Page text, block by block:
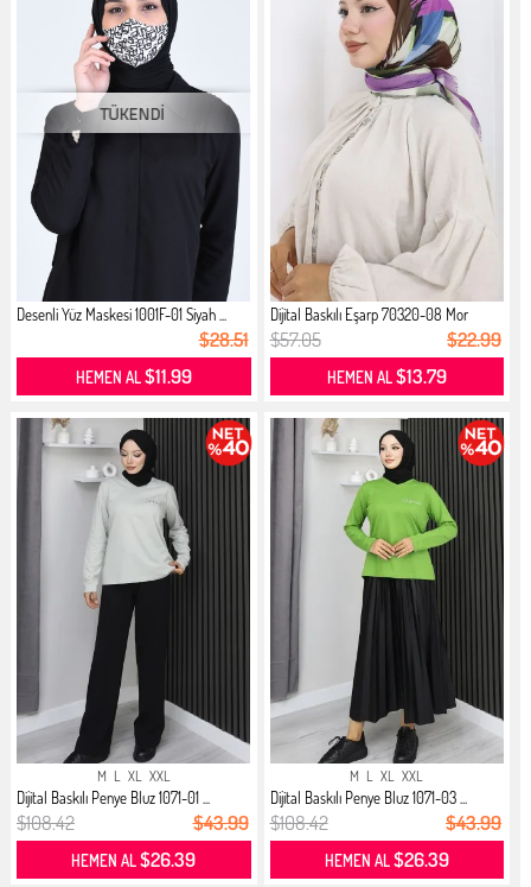
Desenli Yüz Maskesi 1001F-01 Siyah ...
$28.51
HEMEN AL$11.99
Dijital Baskılı Eşarp 70320-08 Mor
$57.05 $22.99
HEMEN AL$13.79
M L XL XXL
Dijital Baskılı Penye Bluz 1071-01 ...
$108.42 $43.99
HEMEN AL$26.39
M L XL XXL
Dijital Baskılı Penye Bluz 1071-03 ...
$108.42 $43.99
HEMEN AL$26.39